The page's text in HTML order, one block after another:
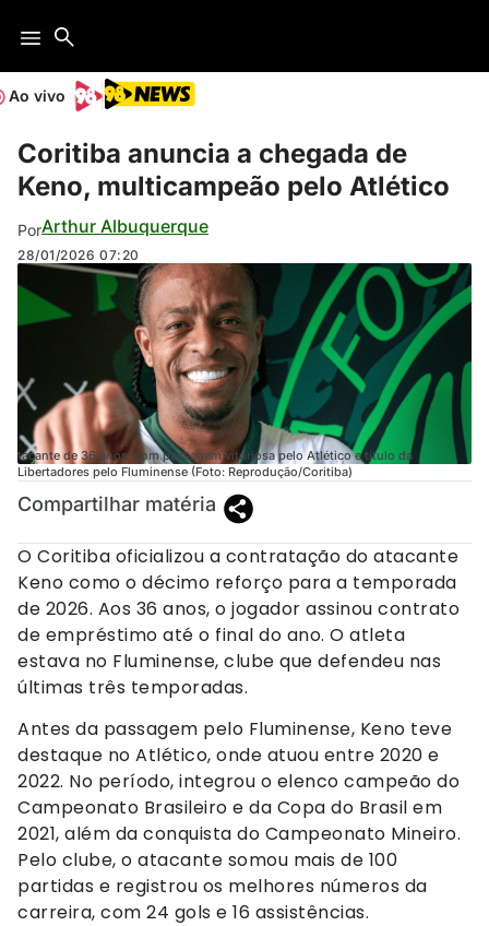
Ao vivo
Coritiba anuncia a chegada de
Keno, multicampeão pelo Atlético
PorArthur Albuquerque
28/01/2026 07:20
tacante de 36 anos, com passagem vitoriosa pelo Atlético e título da
Libertadores pelo Fluminense (Foto: Reprodução/Coritiba)
Compartilhar matéria
O Coritiba oficializou a contratação do atacante
Keno como o décimo reforço para a temporada
de 2026. Aos 36 anos, o jogador assinou contrato
de empréstimo até o final do ano. O atleta
estava no Fluminense, clube que defendeu nas
últimas três temporadas.
Antes da passagem pelo Fluminense, Keno teve
destaque no Atlético, onde atuou entre 2020 e
2022. No período, integrou o elenco campeão do
Campeonato Brasileiro e da Copa do Brasil em
2021, além da conquista do Campeonato Mineiro.
Pelo clube, o atacante somou mais de 100
partidas e registrou os melhores números da
carreira, com 24 gols e 16 assistências.